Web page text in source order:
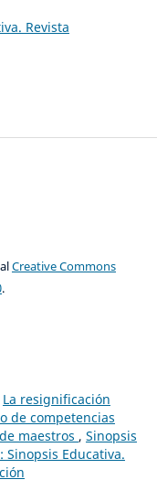
Revista
Creative Commons
.
La resignificación
de competencias
maestros , Sinopsis
Sinopsis Educativa.